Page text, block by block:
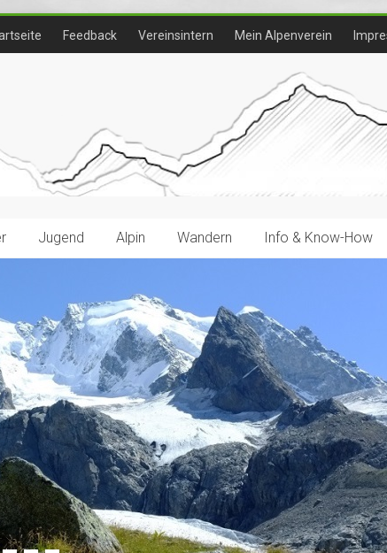
Feedback Vereinsintern Mein Alpenverein
Jugend Alpin Wandern Info & Know-How